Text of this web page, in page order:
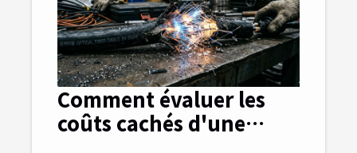
Comment évaluer les
coûts cachés d'une